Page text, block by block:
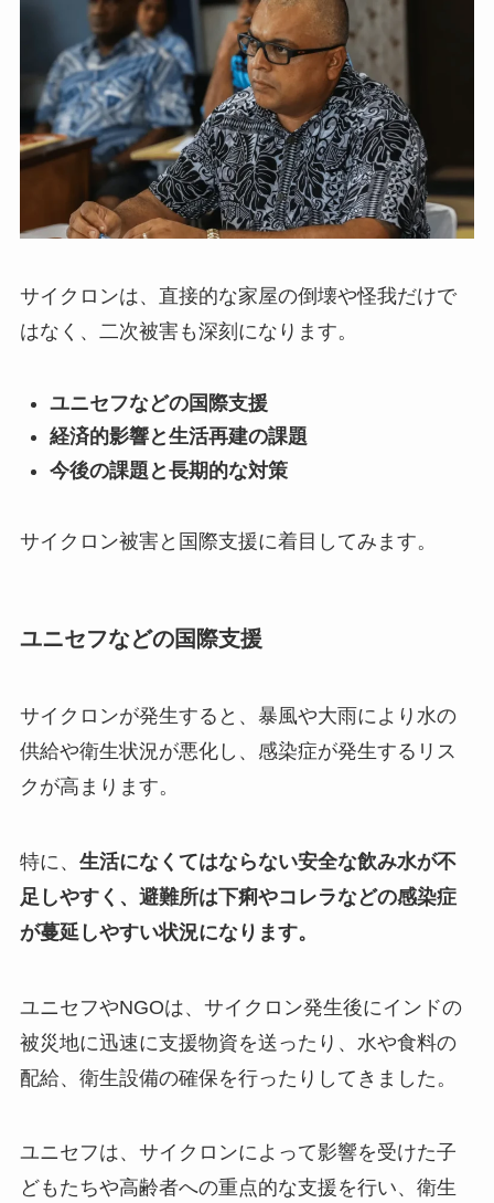
サイクロンは、直接的な家屋の倒壊や怪我だけで
はなく、二次被害も深刻になります。
ユニセフなどの国際支援
経済的影響と生活再建の課題
今後の課題と長期的な対策
サイクロン被害と国際支援に着目してみます。
ユニセフなどの国際支援
サイクロンが発生すると、暴風や大雨により水の
供給や衛生状況が悪化し、感染症が発生するリス
クが高まります。
特に、 生活になくてはならない安全な飲み水が不
足しやすく、避難所は下痢やコレラなどの感染症
が蔓延しやすい状況になります。
ユニセフやNGOは、サイクロン発生後にインドの
被災地に迅速に支援物資を送ったり、水や食料の
配給、衛生設備の確保を行ったりしてきました。
ユニセフは、サイクロンによって影響を受けた子
どもたちや高齢者への重点的な支援を行い、衛生